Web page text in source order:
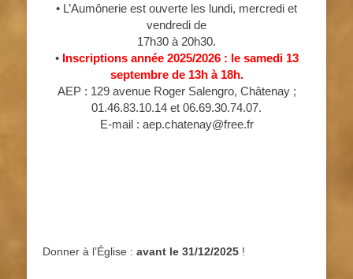
• L’Aumônerie est ouverte les lundi, mercredi et
vendredi de
17h30 à 20h30.
• Inscriptions année 2025/2026 : le samedi 13
septembre de 13h à 18h.
AEP : 129 avenue Roger Salengro, Châtenay ;
01.46.83.10.14 et 06.69.30.74.07.
E-mail : aep.chatenay@free.fr
Donner à l’Église : avant le 31/12/2025 !